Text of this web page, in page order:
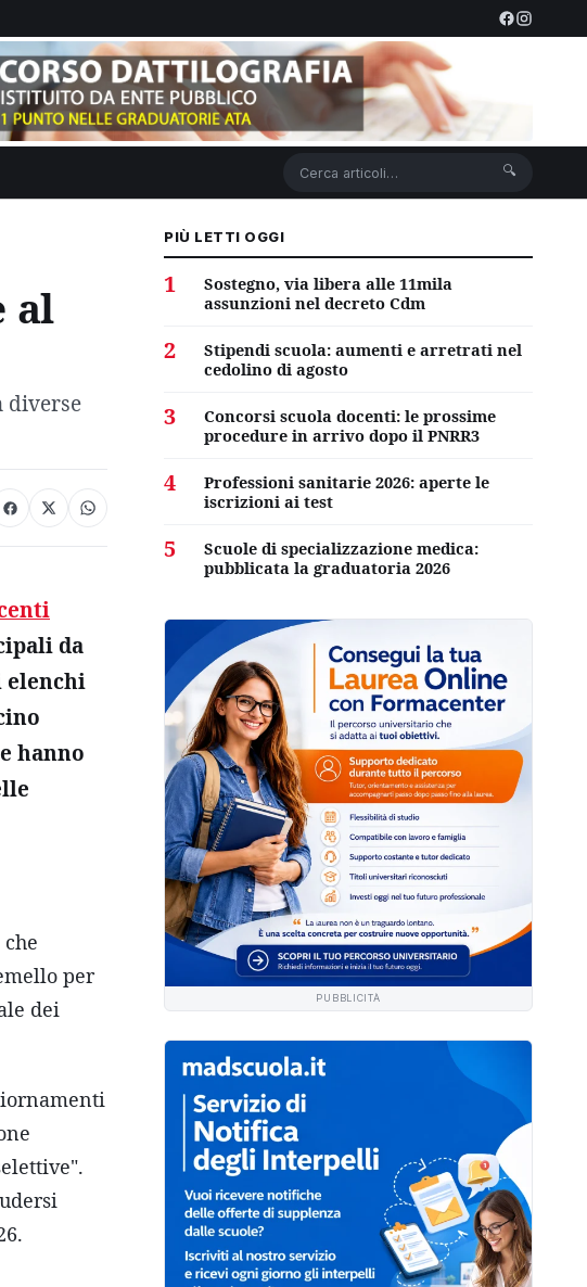
🔍
al
diverse
da
elenchi
hanno
per
dei
PIÙ LETTI OGGI
1
Sostegno, via libera alle 11mila
assunzioni nel decreto Cdm
2
Stipendi scuola: aumenti e arretrati nel
cedolino di agosto
3
Concorsi scuola docenti: le prossime
procedure in arrivo dopo il PNRR3
4
Professioni sanitarie 2026: aperte le
iscrizioni ai test
5
Scuole di specializzazione medica:
pubblicata la graduatoria 2026
PUBBLICITÀ